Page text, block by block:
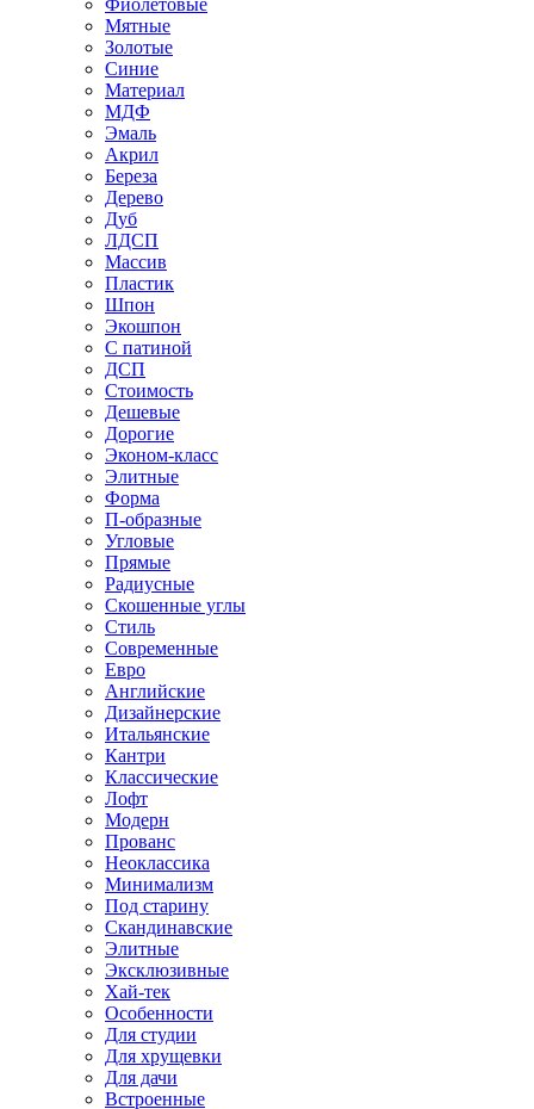
Фиолетовые
Мятные
Золотые
Синие
Материал
МДФ
Эмаль
Акрил
Береза
Дерево
Дуб
ЛДСП
Массив
Пластик
Шпон
Экошпон
С патиной
ДСП
Стоимость
Дешевые
Дорогие
Эконом-класс
Элитные
Форма
П-образные
Угловые
Прямые
Радиусные
Скошенные углы
Стиль
Современные
Евро
Английские
Дизайнерские
Итальянские
Кантри
Классические
Лофт
Модерн
Прованс
Неоклассика
Минимализм
Под старину
Скандинавские
Элитные
Эксклюзивные
Хай-тек
Особенности
Для студии
Для хрущевки
Для дачи
Встроенные